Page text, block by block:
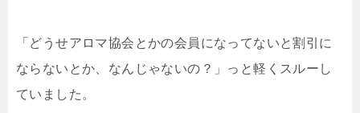
「どうせアロマ協会とかの会員になってないと割引に
ならないとか、なんじゃないの？」っと軽くスルーし
ていました。